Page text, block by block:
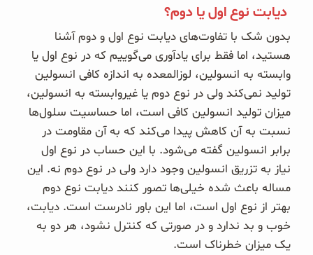
دیابت نوع اول یا دوم؟
بدون شک با تفاوت‌های دیابت نوع اول و دوم آشنا
هستید، اما فقط برای یادآوری می‌گوییم که در نوع اول یا
وابسته به انسولین، لوزالمعده به اندازه کافی انسولین
تولید نمی‌کند ولی در نوع دوم یا غیروابسته به انسولین،
میزان تولید انسولین کافی است، اما حساسیت سلول‌ها
نسبت به آن کاهش پیدا می‌کند که به آن مقاومت در
برابر انسولین گفته می‌شود. با این حساب در نوع اول
نیاز به تزریق انسولین وجود دارد ولی در نوع دوم نه. این
مساله باعث شده خیلی‌ها تصور کنند دیابت نوع دوم
بهتر از نوع اول است، اما این باور نادرست است. دیابت،
خوب و بد ندارد و در صورتی که کنترل نشود، هر دو به
یک میزان خطرناک است.